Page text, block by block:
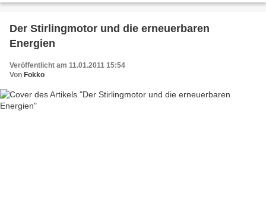
Der Stirlingmotor und die erneuerbaren
Energien
Veröffentlicht am 11.01.2011 15:54
Von Fokko